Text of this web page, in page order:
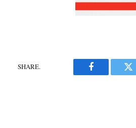
SHARE.
Facebook